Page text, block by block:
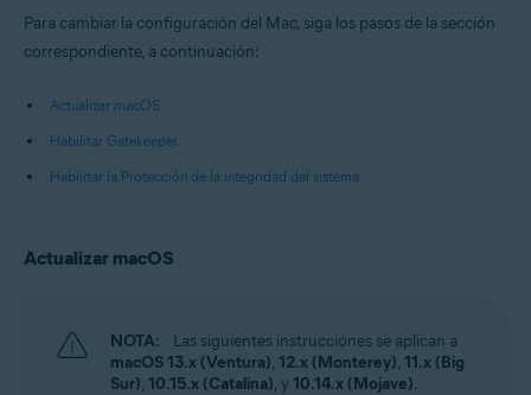
Para cambiar la configuración del Mac, siga los pasos de la sección
correspondiente, a continuación:
Actualizar macOS
Habilitar Gatekeeper
Habilitar la Protección de la integridad del sistema
Actualizar macOS
NOTA:
Las siguientes instrucciones se aplican a
macOS 13.x (Ventura), 12.x (Monterey), 11.x (Big
Sur), 10.15.x (Catalina), y 10.14.x (Mojave).